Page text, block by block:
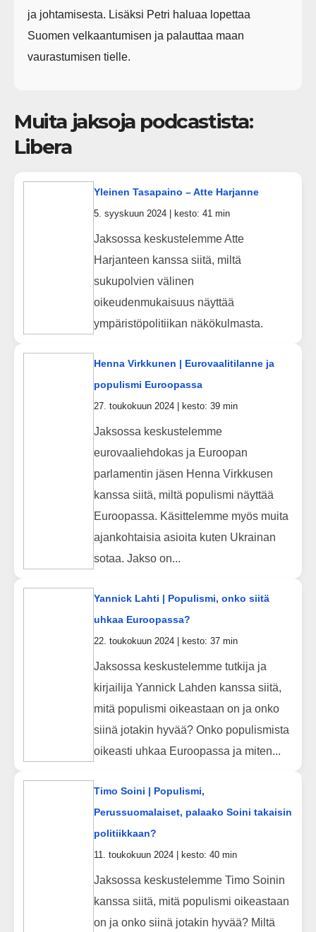
ja johtamisesta. Lisäksi Petri haluaa lopettaa
Suomen velkaantumisen ja palauttaa maan
vaurastumisen tielle.
Muita jaksoja podcastista:
Libera
Yleinen Tasapaino – Atte Harjanne
5. syyskuun 2024 | kesto: 41 min
Jaksossa keskustelemme Atte
Harjanteen kanssa siitä, miltä
sukupolvien välinen
oikeudenmukaisuus näyttää
ympäristöpolitiikan näkökulmasta.
Henna Virkkunen | Eurovaalitilanne ja
populismi Euroopassa
27. toukokuun 2024 | kesto: 39 min
Jaksossa keskustelemme
eurovaaliehdokas ja Euroopan
parlamentin jäsen Henna Virkkusen
kanssa siitä, miltä populismi näyttää
Euroopassa. Käsittelemme myös muita
ajankohtaisia asioita kuten Ukrainan
sotaa. Jakso on...
Yannick Lahti | Populismi, onko siitä
uhkaa Euroopassa?
22. toukokuun 2024 | kesto: 37 min
Jaksossa keskustelemme tutkija ja
kirjailija Yannick Lahden kanssa siitä,
mitä populismi oikeastaan on ja onko
siinä jotakin hyvää? Onko populismista
oikeasti uhkaa Euroopassa ja miten...
Timo Soini | Populismi,
Perussuomalaiset, palaako Soini takaisin
politiikkaan?
11. toukokuun 2024 | kesto: 40 min
Jaksossa keskustelemme Timo Soinin
kanssa siitä, mitä populismi oikeastaan
on ja onko siinä jotakin hyvää? Miltä